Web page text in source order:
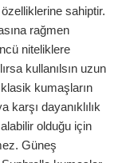
sahiptir.
rağmen
niteliklere
kullanılsın uzun
kumaşların
karşı dayanıklılık
olduğu için
Güneş